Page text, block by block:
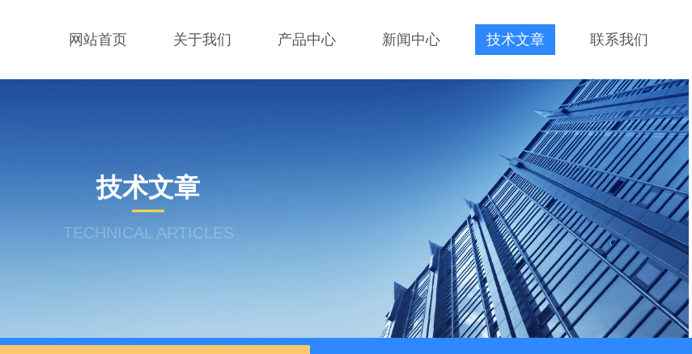
网站首页 关于我们 产品中心 新闻中心 技术文章 联系我们
技术文章
TECHNICAL ARTICLES